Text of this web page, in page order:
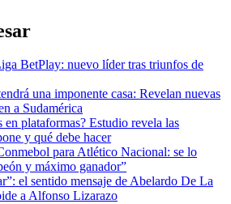
BetPlay: nuevo líder tras triunfos de
una imponente casa: Revelan nuevas
a Sudamérica
en plataformas? Estudio revela las
y qué debe hacer
para Atlético Nacional: se lo
y máximo ganador”
el sentido mensaje de Abelardo De La
a Alfonso Lizarazo